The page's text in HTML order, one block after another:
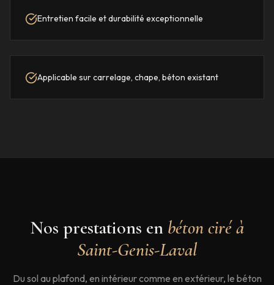
Entretien facile et durabilité exceptionnelle
Applicable sur carrelage, chape, béton existant
Nos prestations en béton ciré à
Saint-Genis-Laval
Du sol au plafond, en intérieur comme en extérieur, le béton